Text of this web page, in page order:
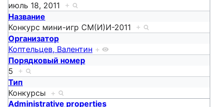
июль 18, 2011 +
Название
Конкурс мини-игр СМ(И)И-2011 +
Организатор
Коптельцев, Валентин +
Порядковый номер
5 +
Тип
Конкурсы +
Administrative properties